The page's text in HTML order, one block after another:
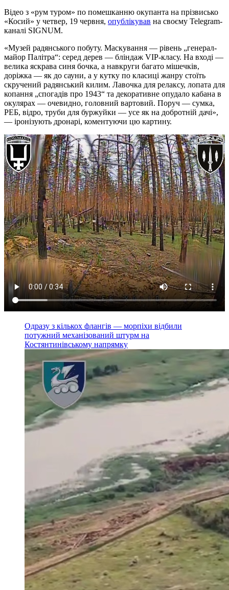
Відео з «рум туром» по помешканню окупанта на прізвисько
«Косий» у четвер, 19 червня, опублікував на своєму Telegram-
каналі SIGNUM.
«Музей радянського побуту. Маскування — рівень „генерал-
майор Палітра“: серед дерев — бліндаж VIP-класу. На вході —
велика яскрава синя бочка, а навкруги багато мішечків,
доріжка — як до сауни, а у кутку по класиці жанру стоїть
скручений радянський килим. Лавочка для релаксу, лопата для
копання „спогадів про 1943“ та декоративне опудало кабана в
окулярах — очевидно, головний вартовий. Поруч — сумка,
РЕБ, відро, труби для буржуйки — усе як на добротній дачі»,
— іронізують дронарі, коментуючи цю картину.
Одразу з кількох флангів — морпіхи відбили
потужний механізований штурм на
Костянтинівському напрямку